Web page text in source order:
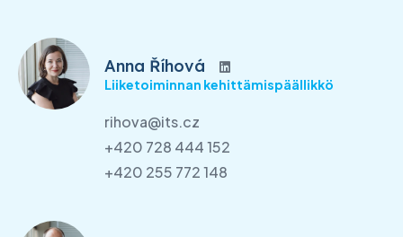
Anna Říhová
Liiketoiminnan kehittämispäällikkö
rihova@its.cz
+420 728 444 152
+420 255 772 148